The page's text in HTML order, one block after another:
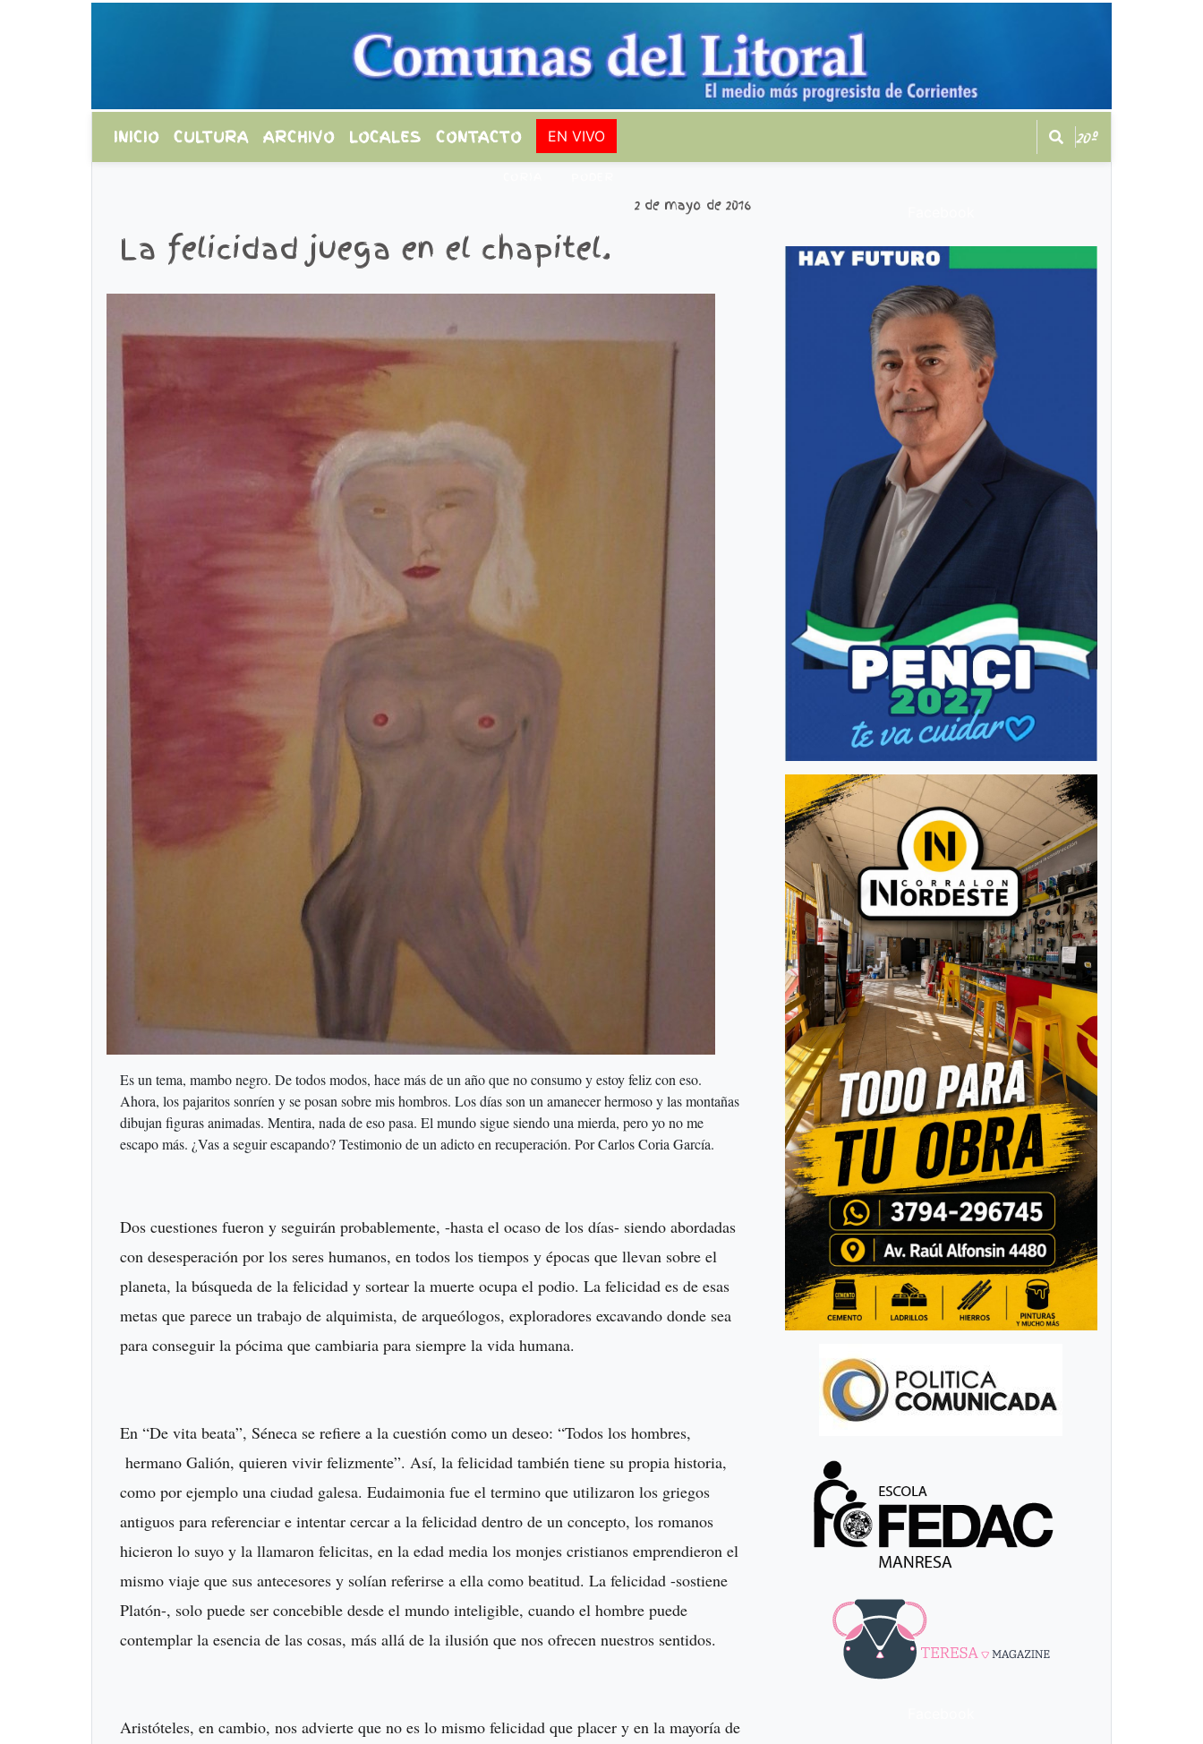
INICIO CULTURA ARCHIVO LOCALES CONTACTO EN VIVO 20º
2 de mayo de 2016
La felicidad juega en el chapitel.
Es un tema, mambo negro. De todos modos, hace más de un año que no consumo y estoy feliz con eso.
Ahora, los pajaritos sonríen y se posan sobre mis hombros. Los días son un amanecer hermoso y las montañas
dibujan figuras animadas. Mentira, nada de eso pasa. El mundo sigue siendo una mierda, pero yo no me
escapo más. ¿Vas a seguir escapando? Testimonio de un adicto en recuperación. Por Carlos Coria García.
Dos cuestiones fueron y seguirán probablemente, -hasta el ocaso de los días- siendo abordadas
con desesperación por los seres humanos, en todos los tiempos y épocas que llevan sobre el
planeta, la búsqueda de la felicidad y sortear la muerte ocupa el podio. La felicidad es de esas
metas que parece un trabajo de alquimista, de arqueólogos, exploradores excavando donde sea
para conseguir la pócima que cambiaria para siempre la vida humana.
En “De vita beata”, Séneca se refiere a la cuestión como un deseo: “Todos los hombres,
hermano Galión, quieren vivir felizmente”. Así, la felicidad también tiene su propia historia,
como por ejemplo una ciudad galesa. Eudaimonia fue el termino que utilizaron los griegos
antiguos para referenciar e intentar cercar a la felicidad dentro de un concepto, los romanos
hicieron lo suyo y la llamaron felicitas, en la edad media los monjes cristianos emprendieron el
mismo viaje que sus antecesores y solían referirse a ella como beatitud. La felicidad -sostiene
Platón-, solo puede ser concebible desde el mundo inteligible, cuando el hombre puede
contemplar la esencia de las cosas, más allá de la ilusión que nos ofrecen nuestros sentidos.
Aristóteles, en cambio, nos advierte que no es lo mismo felicidad que placer y en la mayoría de